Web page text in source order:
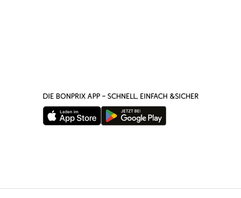
DIE BONPRIX APP – SCHNELL, EINFACH &SICHER